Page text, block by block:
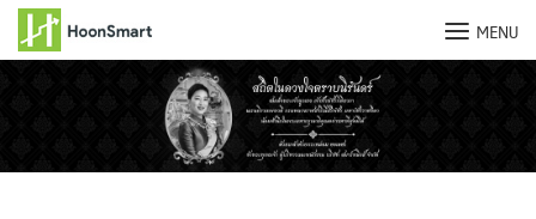
MENU